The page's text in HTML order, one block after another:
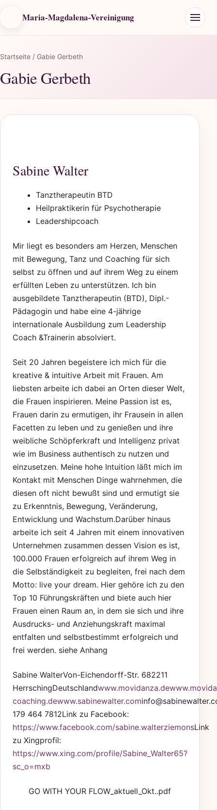
Maria-Magdalena-Vereinigung
Startseite / Gabie Gerbeth
Gabie Gerbeth
Sabine Walter
Tanztherapeutin BTD
Heilpraktikerin für Psychotherapie
Leadershipcoach
Mir liegt es besonders am Herzen, Menschen
mit Bewegung, Tanz und Coaching für sich
selbst zu öffnen und auf ihrem Weg zu einem
erfüllten Leben zu unterstützen. Ich bin
ausgebildete Tanztherapeutin (BTD), Dipl.-
Pädagogin und habe eine 4-jährige
internationale Ausbildung zum Leadership
Coach &Trainerin absolviert.
Seit 20 Jahren begeistere ich mich für die
kreative & intuitive Arbeit mit Frauen. Am
liebsten arbeite ich dabei an Orten dieser Welt,
die Frauen inspirieren. Meine Passion ist es,
Frauen darin zu ermutigen, ihr Frausein in allen
Facetten zu leben und zu genießen und ihre
weibliche Schöpferkraft und Intelligenz privat
wie im Business authentisch zu nutzen und
einzusetzen. Meine hohe Intuition läßt mich im
Kontakt mit Menschen Dinge wahrnehmen, die
diesen oft nicht bewußt sind und ermutigt sie
zu Erkenntnis, Bewegung, Veränderung,
Entwicklung und Wachstum.Darüber hinaus
arbeite ich seit 4 Jahren mit einem innovativen
Unternehmen zusammen dessen Vision es ist,
100.000 Frauen erfolgreich auf ihrem Weg in
die Selbständigkeit zu begleiten, frei nach dem
Motto: live your dream. Hier gehöre ich zu den
Top 10 Führungskräften und biete auch hier
Frauen einen Raum an, in dem sie sich und ihre
Ausdrucks- und Anziehungskraft maximal
entfalten und selbstbestimmt erfolgreich und
frei werden. siehe Anhang
Sabine WalterVon-Eichendorff-Str. 682211
HerrschingDeutschlandwww.movidanza.de
coaching.dewww.sabinewalter.com
179 464 7812Link zu Facebook:
https://www.facebook.com/sabine.walterziemonsLink
zu Xingprofil:
https://www.xing.com/profile/Sabine_Walter65?
sc_o=mxb
GO WITH YOUR FLOW_aktuell_Okt..pdf